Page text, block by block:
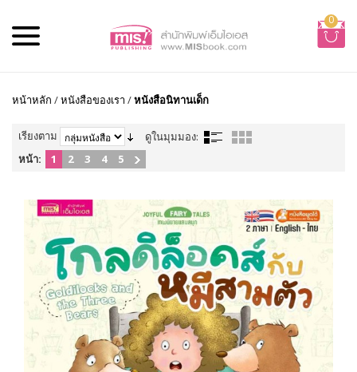
0
หน้าหลัก /หนังสือของเรา /หนังสือนิทานเด็ก
เรียงตาม
ดูในมุมมอง:
หน้า:
1 2 3 4 5